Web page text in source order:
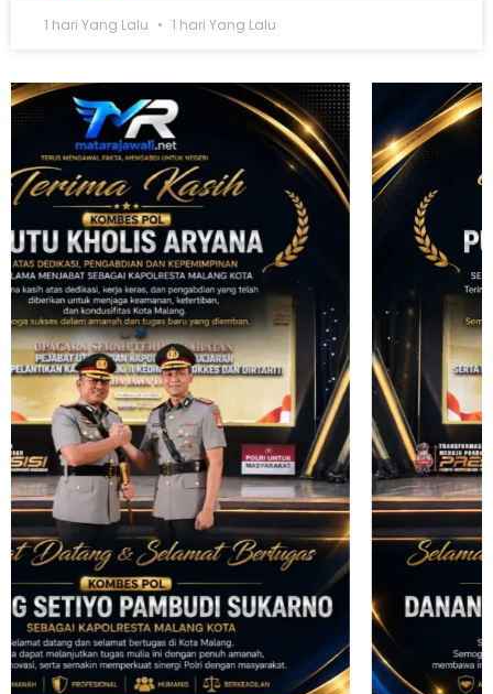
1 hari Yang Lalu 1 hari Yang Lalu